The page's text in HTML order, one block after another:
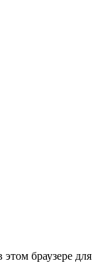
браузере для